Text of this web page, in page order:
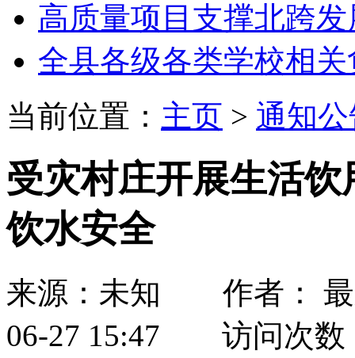
高质量项目支撑北跨发
全县各级各类学校相关
当前位置： 主页 > 通知
受灾村庄开展生活
饮水安全
来源：未知 作者：
06-27 15:47 访问次数